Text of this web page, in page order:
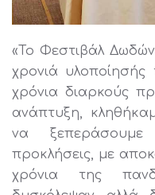
«Το Φεστιβάλ
χρονιά
χρόνια διαρκούς
ανάπτυξη,
να ξεπεράσουμε
προκλήσεις, με
χρόνια της